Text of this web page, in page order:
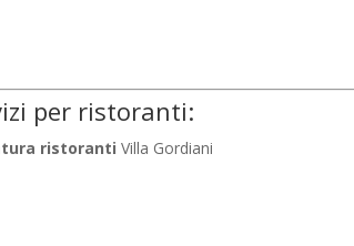
per ristoranti:
ristoranti Villa Gordiani